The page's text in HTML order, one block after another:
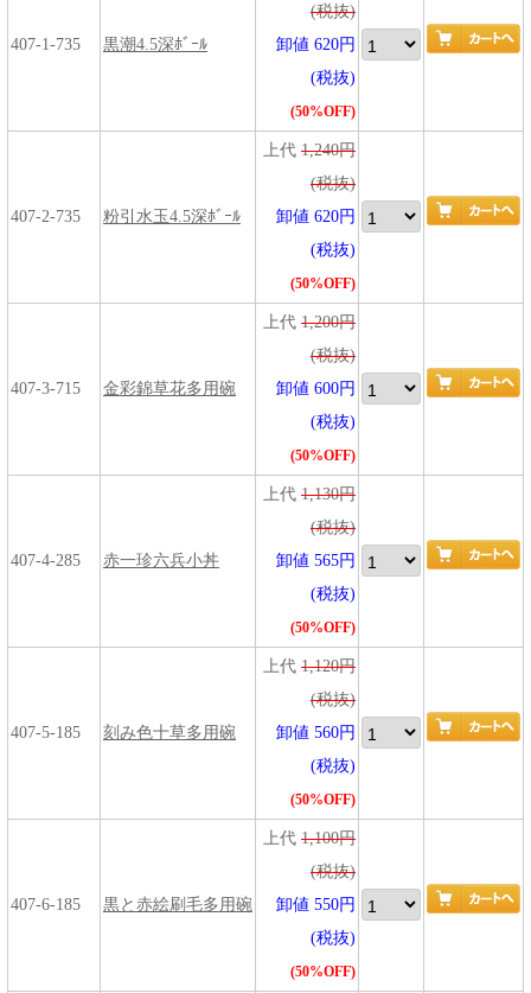
407-1-735 黒潮4.5深ﾎﾞｰﾙ
(税抜)
卸値 620円
(税抜)
(50%OFF)
407-2-735 粉引水玉4.5深ﾎﾞｰﾙ
上代 1,240円
(税抜)
卸値 620円
(税抜)
(50%OFF)
407-3-715 金彩錦草花多用碗
上代 1,200円
(税抜)
卸値 600円
(税抜)
(50%OFF)
407-4-285 赤一珍六兵小丼
上代 1,130円
(税抜)
卸値 565円
(税抜)
(50%OFF)
407-5-185 刻み色十草多用碗
上代 1,120円
(税抜)
卸値 560円
(税抜)
(50%OFF)
407-6-185 黒と赤絵刷毛多用碗
上代 1,100円
(税抜)
卸値 550円
(税抜)
(50%OFF)